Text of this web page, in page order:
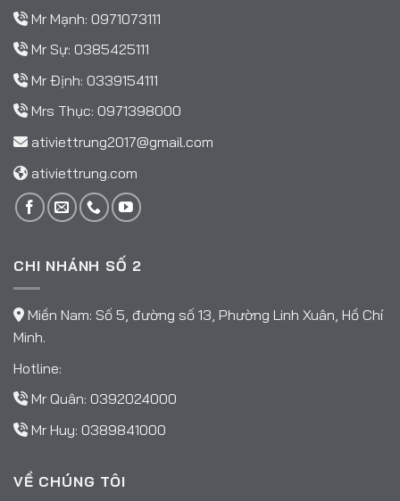
Mr Mạnh: 0971073111
Mr Sự: 0385425111
Mr Định: 0339154111
Mrs Thục: 0971398000
ativiettrung2017@gmail.com
ativiettrung.com
CHI NHÁNH SỐ 2
Miền Nam: Số 5, đường số 13, Phường Linh Xuân, Hồ Chí
Minh.
Hotline:
Mr Quân: 0392024000
Mr Huy: 0389841000
VỀ CHÚNG TÔI